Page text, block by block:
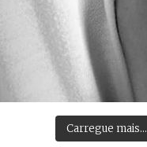
Carregue mais…